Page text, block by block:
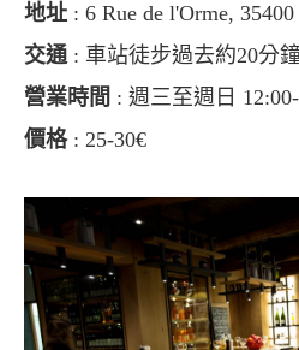
地址 : 6 Rue de l'Orme,
交通: 車站徒步過去約20分
營業時間 : 週三至週日
價格 : 25-30€